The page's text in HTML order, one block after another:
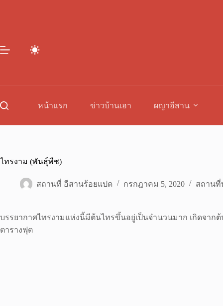
หน้าแรก ข่าวบ้านเฮา ผญาอีสาน
ไทรงาม (พันธุ์พืช)
สถานที่ อีสานร้อยแปด กรกฎาคม 5, 2020 สถานที่
บรรยากาศไทรงามแห่งนี้มีต้นไทรขึ้นอยู่เป็นจำนวนมาก เกิดจา
ตารางฟุต